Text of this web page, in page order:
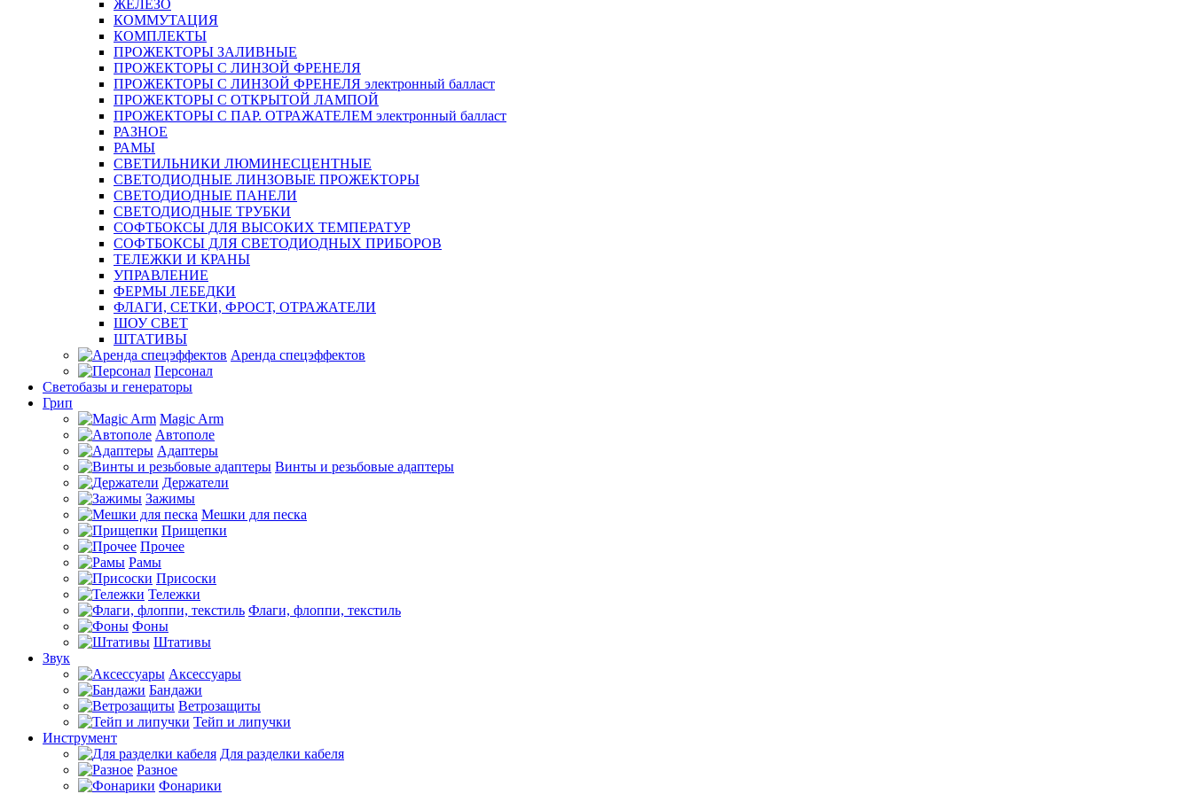
ЖЕЛЕЗО
КОММУТАЦИЯ
КОМПЛЕКТЫ
ПРОЖЕКТОРЫ ЗАЛИВНЫЕ
ПРОЖЕКТОРЫ С ЛИНЗОЙ ФРЕНЕЛЯ
ПРОЖЕКТОРЫ С ЛИНЗОЙ ФРЕНЕЛЯ электронный балласт
ПРОЖЕКТОРЫ С ОТКРЫТОЙ ЛАМПОЙ
ПРОЖЕКТОРЫ С ПАР. ОТРАЖАТЕЛЕМ электронный балласт
РАЗНОЕ
РАМЫ
СВЕТИЛЬНИКИ ЛЮМИНЕСЦЕНТНЫЕ
СВЕТОДИОДНЫЕ ЛИНЗОВЫЕ ПРОЖЕКТОРЫ
СВЕТОДИОДНЫЕ ПАНЕЛИ
СВЕТОДИОДНЫЕ ТРУБКИ
СОФТБОКСЫ ДЛЯ ВЫСОКИХ ТЕМПЕРАТУР
СОФТБОКСЫ ДЛЯ СВЕТОДИОДНЫХ ПРИБОРОВ
ТЕЛЕЖКИ И КРАНЫ
УПРАВЛЕНИЕ
ФЕРМЫ ЛЕБЕДКИ
ФЛАГИ, СЕТКИ, ФРОСТ, ОТРАЖАТЕЛИ
ШОУ СВЕТ
ШТАТИВЫ
Аренда спецэффектов
Персонал
Светобазы и генераторы
Грип
Magic Arm
Автополе
Адаптеры
Винты и резьбовые адаптеры
Держатели
Зажимы
Мешки для песка
Прищепки
Прочее
Рамы
Присоски
Тележки
Флаги, флоппи, текстиль
Фоны
Штативы
Звук
Аксессуары
Бандажи
Ветрозащиты
Тейп и липучки
Инструмент
Для разделки кабеля
Разное
Фонарики